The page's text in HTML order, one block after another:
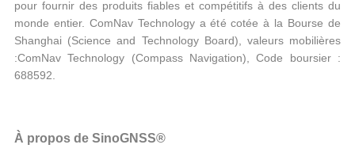
pour fournir des produits fiables et compétitifs à des clients du
monde entier. ComNav Technology a été cotée à la Bourse de
Shanghai (Science and Technology Board), valeurs mobilières
:ComNav Technology (Compass Navigation), Code boursier :
688592.
À propos de SinoGNSS®